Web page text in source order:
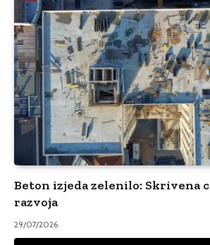
Beton izjeda zelenilo: Skrivena
razvoja
29/07/2026